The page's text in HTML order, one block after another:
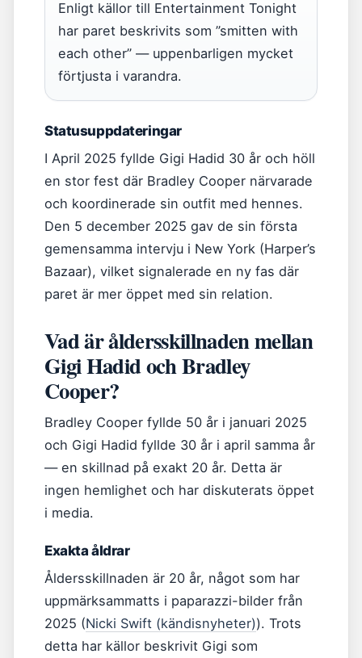
Enligt källor till Entertainment Tonight
har paret beskrivits som ”smitten with
each other” — uppenbarligen mycket
förtjusta i varandra.
Statusuppdateringar
I April 2025 fyllde Gigi Hadid 30 år och höll
en stor fest där Bradley Cooper närvarade
och koordinerade sin outfit med hennes.
Den 5 december 2025 gav de sin första
gemensamma intervju i New York (Harper’s
Bazaar), vilket signalerade en ny fas där
paret är mer öppet med sin relation.
Vad är åldersskillnaden mellan
Gigi Hadid och Bradley
Cooper?
Bradley Cooper fyllde 50 år i januari 2025
och Gigi Hadid fyllde 30 år i april samma år
— en skillnad på exakt 20 år. Detta är
ingen hemlighet och har diskuterats öppet
i media.
Exakta åldrar
Åldersskillnaden är 20 år, något som har
uppmärksammatts i paparazzi-bilder från
2025 (Nicki Swift (kändisnyheter)). Trots
detta har källor beskrivit Gigi som